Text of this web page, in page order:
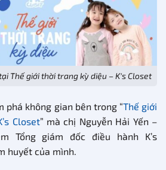
Thế giới thời trang kỳ diệu – K’s Closet
phá không gian bên trong “Thế giới
Closet” mà chị Nguyễn Hải Yến –
Tổng giám đốc điều hành K’s
huyết của mình.